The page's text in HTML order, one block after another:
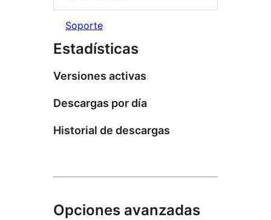
Soporte
Estadísticas
Versiones activas
Descargas por día
Historial de descargas
Opciones avanzadas